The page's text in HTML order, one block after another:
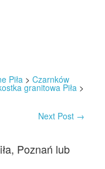
Piła > Czarnków
granitowa Piła >
Next Post →
Poznań lub